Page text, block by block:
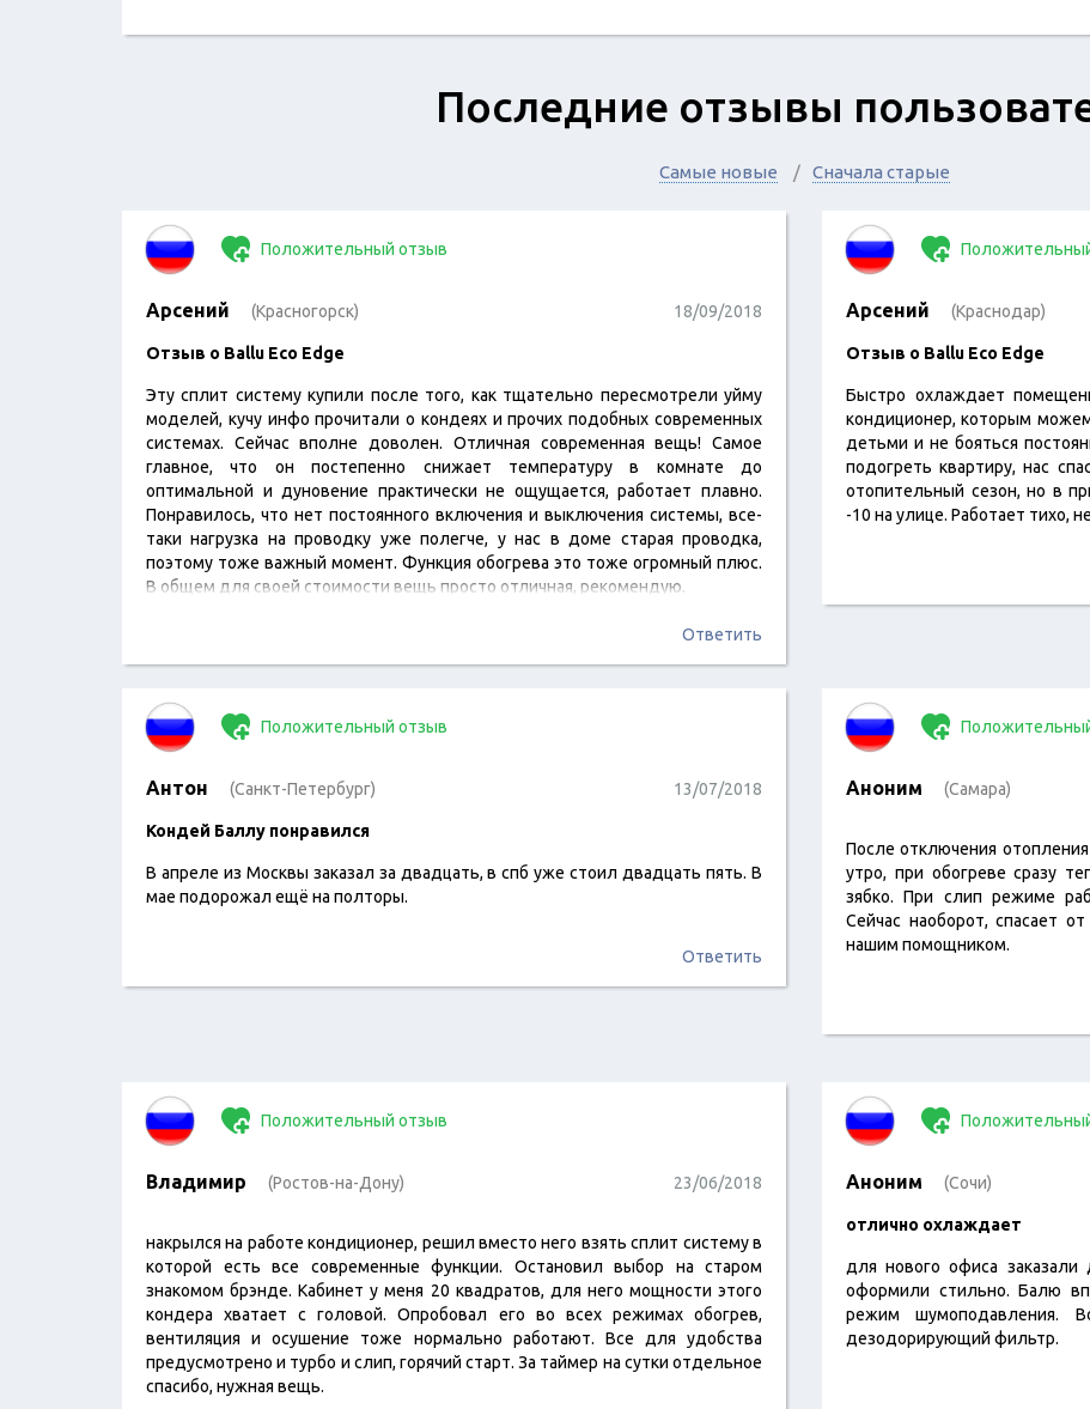
Последние отзывы
Самые новые Сначала старые
Положительный отзыв
Арсений (Красногорск) 18/09/2018
Отзыв о Ballu Eco Edge
Эту сплит систему купили после того, как тщательно пересмотрели уйму
моделей, кучу инфо прочитали о кондеях и прочих подобных современных
системах. Сейчас вполне доволен. Отличная современная вещь! Самое
главное, что он постепенно снижает температуру в комнате до
оптимальной и дуновение практически не ощущается, работает плавно.
Понравилось, что нет постоянного включения и выключения системы, все-
таки нагрузка на проводку уже полегче, у нас в доме старая проводка,
поэтому тоже важный момент. Функция обогрева это тоже огромный плюс.
В общем для своей стоимости вещь просто отличная, рекомендую.
Ответить
Арсений (Краснодар)
Отзыв о Ballu Eco Edge
Быстро охлаждает
кондиционер, которым
детьми и не бояться
подогреть квартиру, нас
отопительный сезон, но в
-10 на улице. Работает тихо,
Положительный отзыв
Антон (Санкт-Петербург) 13/07/2018
Кондей Баллу понравился
В апреле из Москвы заказал за двадцать, в спб уже стоил двадцать пять. В
мае подорожал ещё на полторы.
Ответить
Аноним (Самара)
После отключения
утро, при обогреве сразу
зябко. При слип режиме
Сейчас наоборот, спасает
нашим помощником.
Положительный отзыв
Владимир (Ростов-на-Дону) 23/06/2018
накрылся на работе кондиционер, решил вместо него взять сплит систему в
которой есть все современные функции. Остановил выбор на старом
знакомом брэнде. Кабинет у меня 20 квадратов, для него мощности этого
кондера хватает с головой. Опробовал его во всех режимах обогрев,
вентиляция и осушение тоже нормально работают. Все для удобства
предусмотрено и турбо и слип, горячий старт. За таймер на сутки отдельное
спасибо, нужная вещь.
Аноним (Сочи)
отлично охлаждает
для нового офиса
оформили стильно. Балю
режим шумоподавления.
дезодорирующий фильтр.